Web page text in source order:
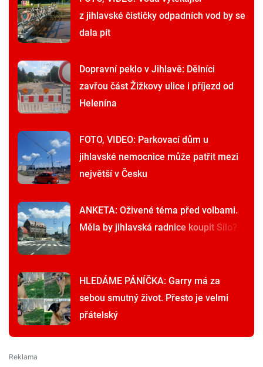
z jihlavské čističky odpadních vod by se
dala pít
Dopravní peklo v Jihlavě: Dělníci
zavřou část Žižkovy ulice i příjezd od
Helenína
FOTO, VIDEO: Parkovací dům u
jihlavské nemocnice může patřit mezi
největší v Česku
ANKETA: Oživené téma před volbami.
Měla by jihlavská radnice koupit Silo?
HLEDÁME PÁNÍČKA: Garry má za
sebou smutný život. Přesto je velmi
přátelský